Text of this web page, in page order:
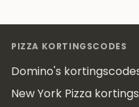
PIZZA KORTINGSCODES
Domino's
New York Pizza